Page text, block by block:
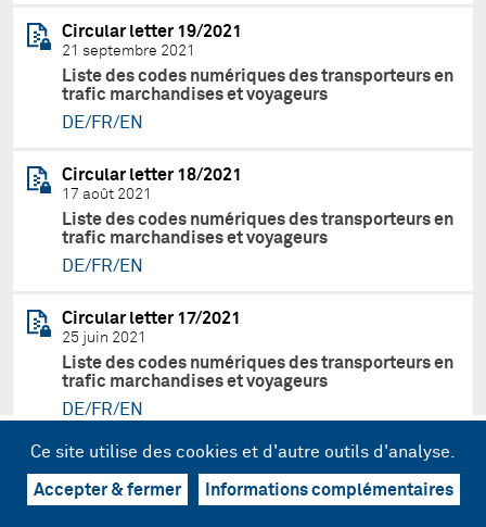
Circular letter 19/2021
21 septembre 2021
Liste des codes numériques des transporteurs en
trafic marchandises et voyageurs
DE/FR/EN
Circular letter 18/2021
17 août 2021
Liste des codes numériques des transporteurs en
trafic marchandises et voyageurs
DE/FR/EN
Circular letter 17/2021
25 juin 2021
Liste des codes numériques des transporteurs en
trafic marchandises et voyageurs
DE/FR/EN
Circular letter 16/2021
18 juin 2021
Suppléments du Guide lettre de voiture
Ce site utilise des cookies et d'autre outils d'analyse.
Accepter & fermer Informations complémentaires